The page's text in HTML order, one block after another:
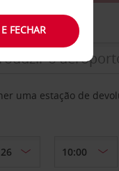
EM
uma estação de
FECHAR